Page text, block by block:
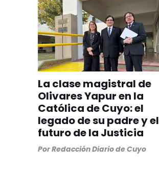
La clase magistral de
Olivares Yapur en la
Católica de Cuyo: el
legado de su padre y el
futuro de la Justicia
PorRedacción Diario de Cuyo